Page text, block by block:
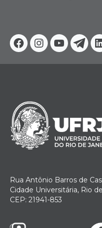
Facebook
Instagram
Youtube
Rua Antônio Barros de
Cidade Universitária, Rio
CEP: 21941-853